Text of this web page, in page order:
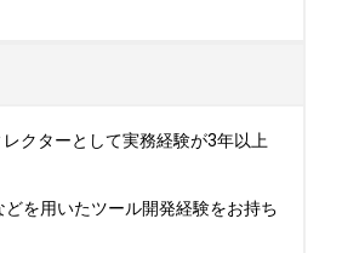
レクターとして実務経験が3年以上
どを用いたツール開発経験をお持ち